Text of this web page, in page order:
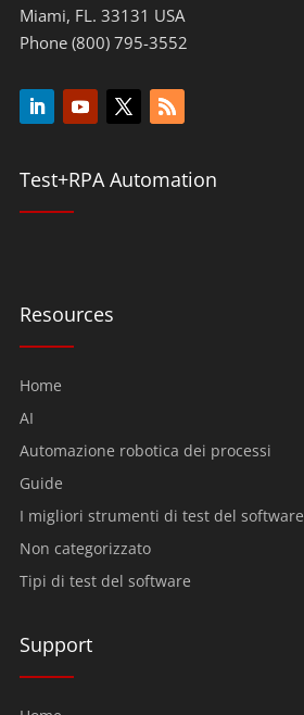
Miami, FL. 33131 USA
Phone (800) 795-3552
Test+RPA Automation
Resources
Home
AI
Automazione robotica dei processi
Guide
I migliori strumenti di test del software
Non categorizzato
Tipi di test del software
Support